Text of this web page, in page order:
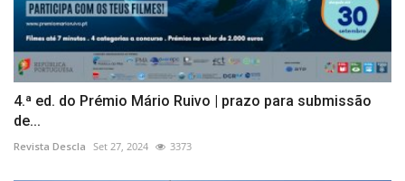
4.ª ed. do Prémio Mário Ruivo | prazo para submissão
de...
Revista Descla Set 27, 2024 3373